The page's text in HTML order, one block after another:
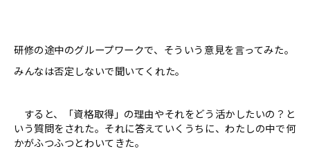
研修の途中のグループワークで、そういう意見を言ってみた。
みんなは否定しないで聞いてくれた。
すると、「資格取得」の理由やそれをどう活かしたいの？と
いう質問をされた。それに答えていくうちに、わたしの中で何
かがふつふつとわいてきた。